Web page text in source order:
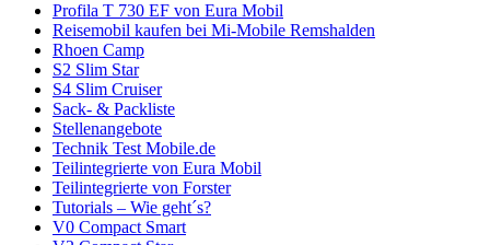
Profila T 730 EF von Eura Mobil
Reisemobil kaufen bei Mi-Mobile Remshalden
Rhoen Camp
S2 Slim Star
S4 Slim Cruiser
Sack- & Packliste
Stellenangebote
Technik Test Mobile.de
Teilintegrierte von Eura Mobil
Teilintegrierte von Forster
Tutorials – Wie geht´s?
V0 Compact Smart